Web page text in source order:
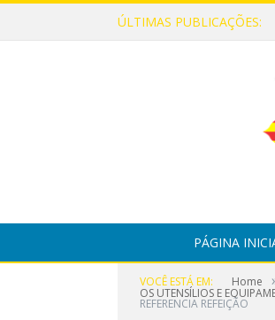
ÚLTIMAS PUBLICAÇÕES:
PÁGINA
VOCÊ ESTÁ EM: Home
OS UTENSÍLIOS E
REFERENCIA REFEIÇÃO